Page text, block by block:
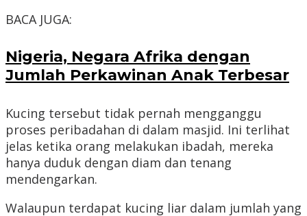
BACA JUGA:
Nigeria, Negara Afrika dengan
Jumlah Perkawinan Anak Terbesar
Kucing tersebut tidak pernah mengganggu
proses peribadahan di dalam masjid. Ini terlihat
jelas ketika orang melakukan ibadah, mereka
hanya duduk dengan diam dan tenang
mendengarkan.
Walaupun terdapat kucing liar dalam jumlah yang